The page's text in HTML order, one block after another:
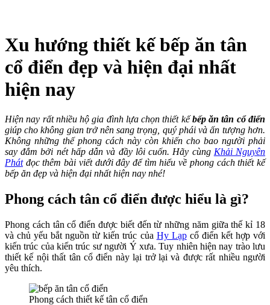
Xu hướng thiết kế bếp ăn tân
cổ điển đẹp và hiện đại nhất
hiện nay
Hiện nay rất nhiều hộ gia đình lựa chọn thiết kếbếp ăn tân cổ điển
giúp cho không gian trở nên sang trọng, quý phái và ấn tượng hơn.
Không những thế phong cách này còn khiến cho bao người phải
say đắm bởi nét hấp dẫn và đầy lôi cuốn. Hãy cùng Khải Nguyên
Phátđọc thêm bài viết dưới đây để tìm hiểu về phong cách thiết kế
bếp ăn đẹp và hiện đại nhất hiện nay nhé!
Phong cách tân cổ điển được hiểu là gì?
Phong cách tân cổ điển được biết đến từ những năm giữa thế kỉ 18
và chủ yếu bắt nguồn từ kiến trúc của Hy Lạpcổ điển kết hợp với
kiến trúc của kiến trúc sư người Ý xưa. Tuy nhiên hiện nay trào lưu
thiết kế nội thất tân cổ điển này lại trở lại và được rất nhiều người
yêu thích.
Phong cách thiết kế tân cổ điển